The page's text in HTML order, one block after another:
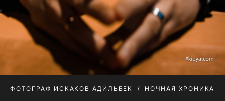
ФОТОГРАФ ИСКАКОВ АДИЛЬБЕК НОЧНАЯ ХРОНИКА